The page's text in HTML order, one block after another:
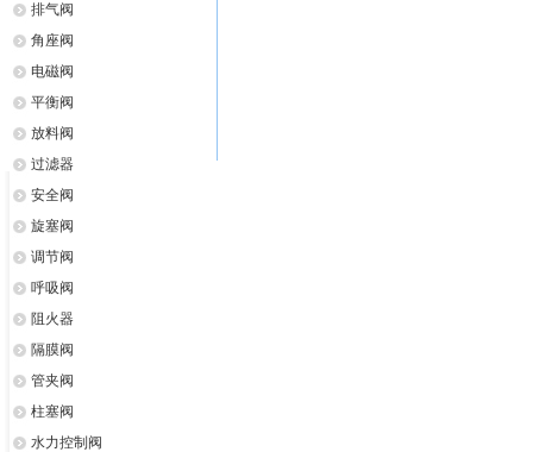
排气阀
角座阀
电磁阀
平衡阀
放料阀
过滤器
安全阀
旋塞阀
调节阀
呼吸阀
阻火器
隔膜阀
管夹阀
柱塞阀
水力控制阀